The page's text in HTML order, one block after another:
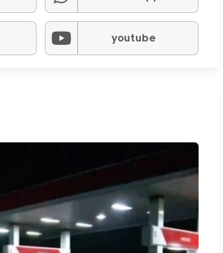
youtube